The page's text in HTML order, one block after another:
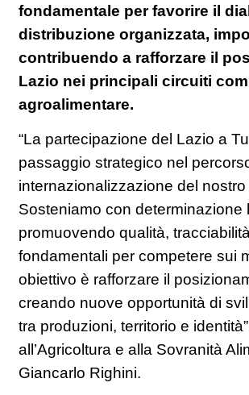
fondamentale per favorire il
distribuzione organizzata,
contribuendo a rafforzare il
Lazio nei principali circuiti
agroalimentare.
“La partecipazione del Lazio a
passaggio strategico nel
internazionalizzazione del
Sosteniamo con determinazione
promuovendo qualità,
fondamentali per competere sui
obiettivo è rafforzare il
creando nuove opportunità di
tra produzioni, territorio e
all’Agricoltura e alla Sovranità
Giancarlo Righini.